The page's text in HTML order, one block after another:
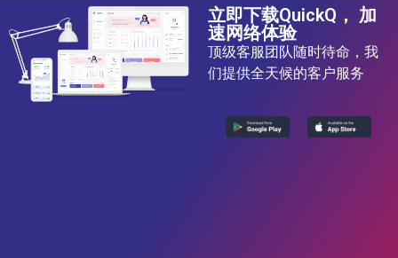
立即下载QuickQ， 加
速网络体验
顶级客服团队随时待命，我
们提供全天候的客户服务